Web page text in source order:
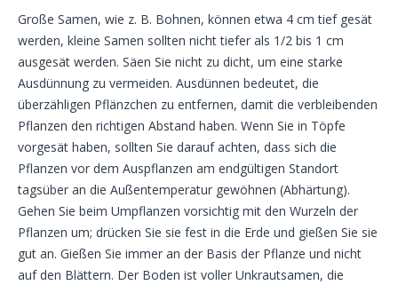
Große Samen, wie z. B. Bohnen, können etwa 4 cm tief gesät
werden, kleine Samen sollten nicht tiefer als 1/2 bis 1 cm
ausgesät werden. Säen Sie nicht zu dicht, um eine starke
Ausdünnung zu vermeiden. Ausdünnen bedeutet, die
überzähligen Pflänzchen zu entfernen, damit die verbleibenden
Pflanzen den richtigen Abstand haben. Wenn Sie in Töpfe
vorgesät haben, sollten Sie darauf achten, dass sich die
Pflanzen vor dem Auspflanzen am endgültigen Standort
tagsüber an die Außentemperatur gewöhnen (Abhärtung).
Gehen Sie beim Umpflanzen vorsichtig mit den Wurzeln der
Pflanzen um; drücken Sie sie fest in die Erde und gießen Sie sie
gut an. Gießen Sie immer an der Basis der Pflanze und nicht
auf den Blättern. Der Boden ist voller Unkrautsamen, die